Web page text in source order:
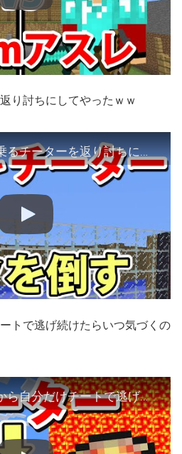
り討ちにしてやったｗｗ
【マイクラ】調子に乗るチーターを返り討ちにしてやったｗｗ【アスレチック対決】
トで逃げ続けたらいつ気づくの
【ドッキリ】マグマから自分だけチートで逃げ続けたらいつ気づくのか？【マインクラフト】